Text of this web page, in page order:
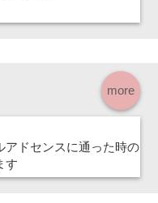
more
アドセンスに通った時の
す